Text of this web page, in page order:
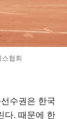
협회
수권은 한국
다. 때문에 한